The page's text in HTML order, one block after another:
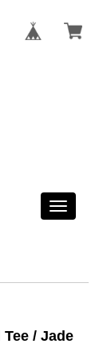
Toggle
Tee / Jade